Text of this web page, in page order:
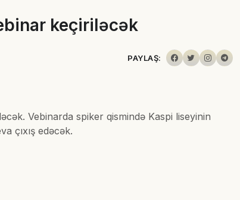
keçiriləcək
PAYLAŞ:
Vebinarda spiker qismində Kaspi liseyinin
çıxış edəcək.